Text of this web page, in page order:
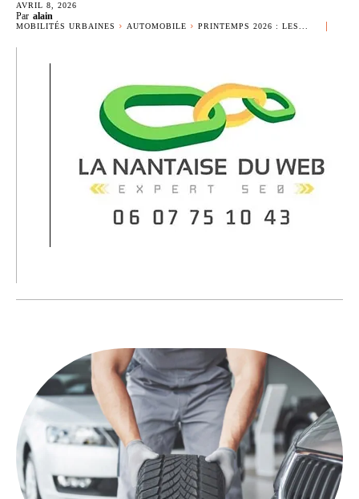
AVRIL 8, 2026
Par alain
MOBILITÉS URBAINES AUTOMOBILE PRINTEMPS 2026 : LES...